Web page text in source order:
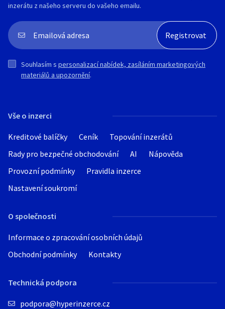
Vše o inzerci
Kreditové balíčky Ceník
Topování inzerátů
Rady pro bezpečné obchodování
AI
Nápověda
Provozní podmínky
Pravidla inzerce
Nastavení soukromí
O společnosti
Informace o zpracování osobních údajů
Obchodní podmínky
Kontakty
Technická podpora
podpora@hyperinzerce.cz
inzerátu z našeho serveru do vašeho emailu.
Souhlasím s personalizací nabídek, zasíláním marketingových
materiálů a upozornění.